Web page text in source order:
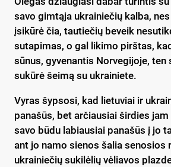
savo gimtąja ukrainiečių kalba,
įsikūrė čia, tautiečių beveik
sutapimas, o gal likimo pirštas,
sūnus, gyvenantis Norvegijoje, ten
sukūrė šeimą su ukrainiete.
Vyras šypsosi, kad lietuviai ir
panašūs, bet arčiausiai širdies
savo būdu labiausiai panašūs į jo
ant jo namo sienos šalia senosios
ukrainiečių sukilėlių vėliavos